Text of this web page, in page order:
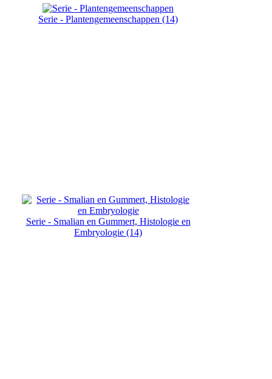
Serie - Plantengemeenschappen (14)
Serie - Smalian en Gummert, Histologie en
Embryologie (14)